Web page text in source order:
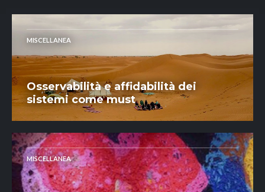
MISCELLANEA
Osservabilità e affidabilità dei
sistemi come must
MISCELLANEA